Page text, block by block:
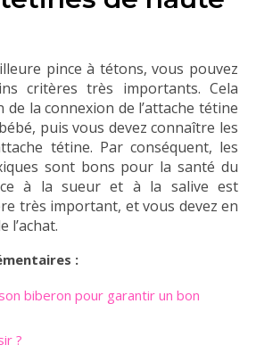
pince à tétons, vous pouvez
critères très importants. Cela
la connexion de l’attache tétine
puis vous devez connaître les
tétine. Par conséquent, les
sont bons pour la santé du
à la sueur et à la salive est
très important, et vous devez en
l’achat.
:
biberon pour garantir un bon
?